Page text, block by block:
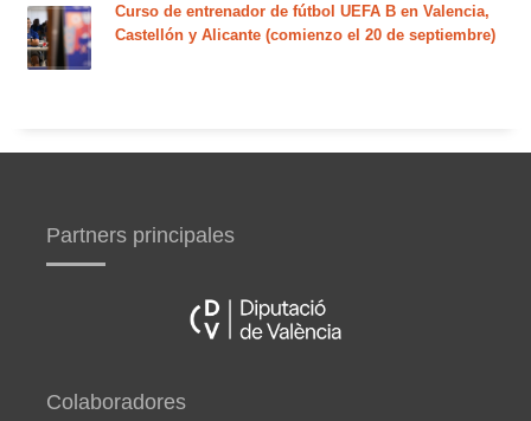
Curso de entrenador de fútbol UEFA B en Valencia,
Castellón y Alicante (comienzo el 20 de septiembre)
Partners principales
Colaboradores